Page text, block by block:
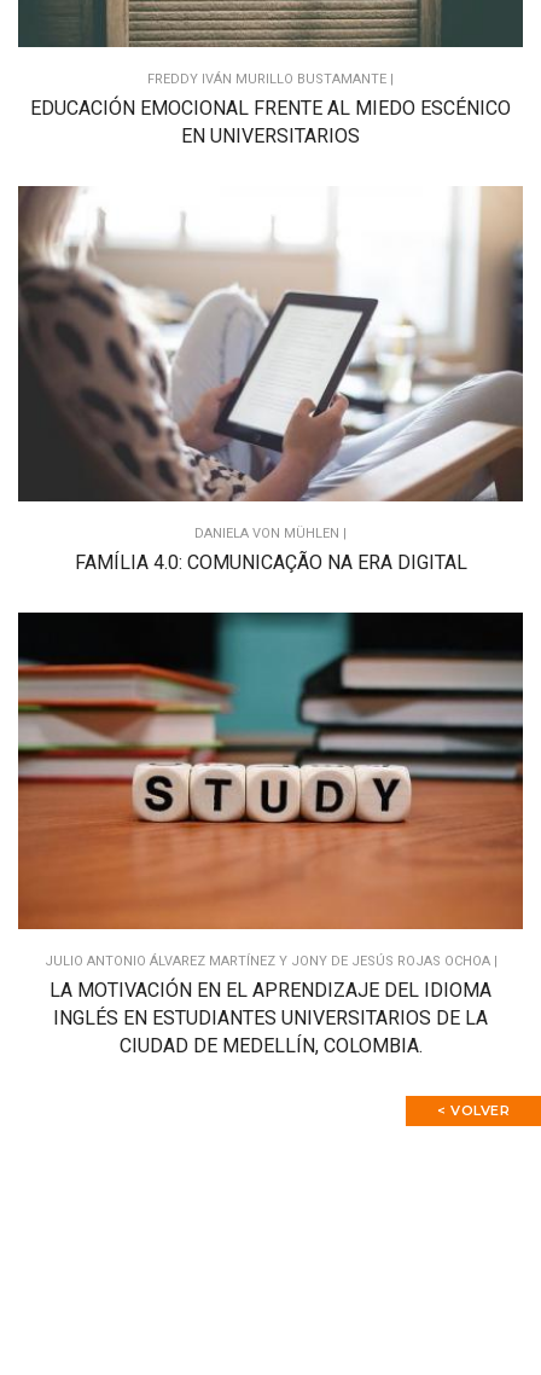
FREDDY IVÁN MURILLO BUSTAMANTE |
EDUCACIÓN EMOCIONAL FRENTE AL MIEDO ESCÉNICO
EN UNIVERSITARIOS
DANIELA VON MÜHLEN |
FAMÍLIA 4.0: COMUNICAÇÃO NA ERA DIGITAL
JULIO ANTONIO ÁLVAREZ MARTÍNEZ Y JONY DE JESÚS ROJAS OCHOA |
LA MOTIVACIÓN EN EL APRENDIZAJE DEL IDIOMA
INGLÉS EN ESTUDIANTES UNIVERSITARIOS DE LA
CIUDAD DE MEDELLÍN, COLOMBIA.
< VOLVER